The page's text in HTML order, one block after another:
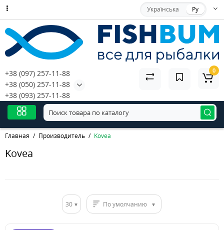
Українська Ру
+38 (097) 257-11-88
+38 (050) 257-11-88
+38 (093) 257-11-88
0
Главная Производитель Kovea
Kovea
30 По умолчанию